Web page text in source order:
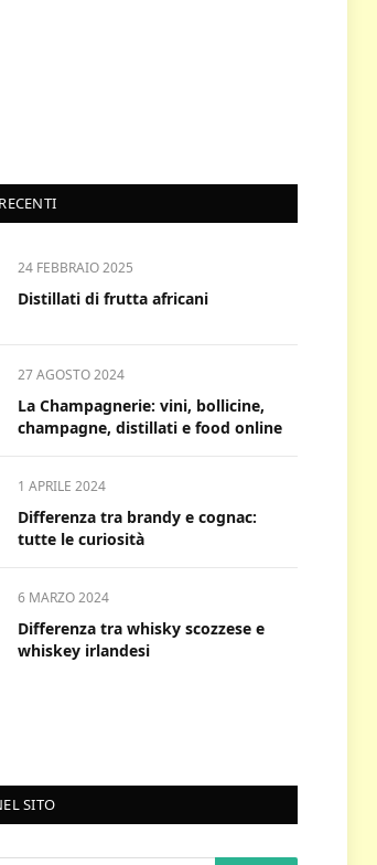
24 FEBBRAIO 2025
Distillati di frutta africani
27 AGOSTO 2024
La Champagnerie: vini, bollicine,
champagne, distillati e food online
1 APRILE 2024
Differenza tra brandy e cognac:
tutte le curiosità
6 MARZO 2024
Differenza tra whisky scozzese e
whiskey irlandesi
SITO